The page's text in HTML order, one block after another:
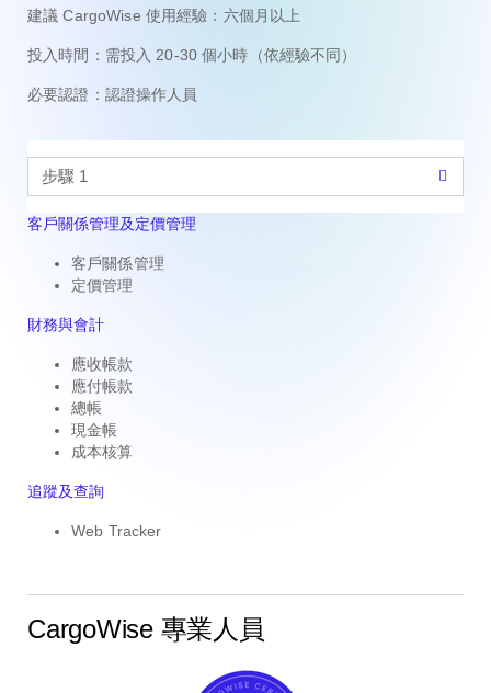
建議 CargoWise 使用經驗： 六個月以上
投入時間： 需投入 20-30 個小時（依經驗不同）
必要認證： 認證操作人員
客戶關係管理及定價管理
客戶關係管理
定價管理
財務與會計
應收帳款
應付帳款
總帳
現金帳
成本核算
追蹤及查詢
Web Tracker
CargoWise 專業人員